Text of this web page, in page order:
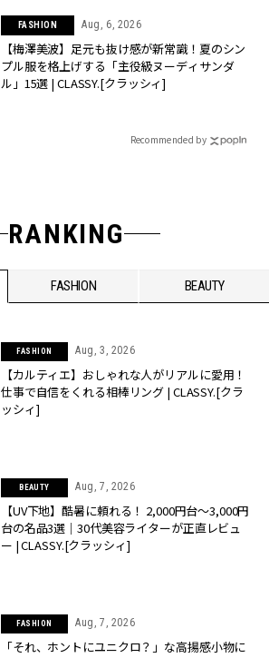
FASHION Aug, 6, 2026
【梅澤美波】足元も抜け感が新常識！夏のシン
プル服を格上げする「主役級ヌーディサンダ
ル」15選 | CLASSY.[クラッシィ]
Recommended by
RANKING
FASHION BEAUTY
FASHION Aug, 3, 2026
【カルティエ】おしゃれな人がリアルに愛用！
仕事で自信をくれる相棒リング | CLASSY.[クラ
ッシィ]
BEAUTY Aug, 7, 2026
【UV下地】酷暑に頼れる！ 2,000円台〜3,000円
台の名品3選｜30代美容ライターが正直レビュ
ー | CLASSY.[クラッシィ]
FASHION Aug, 7, 2026
「それ、ホントにユニクロ？」な高揚感小物に